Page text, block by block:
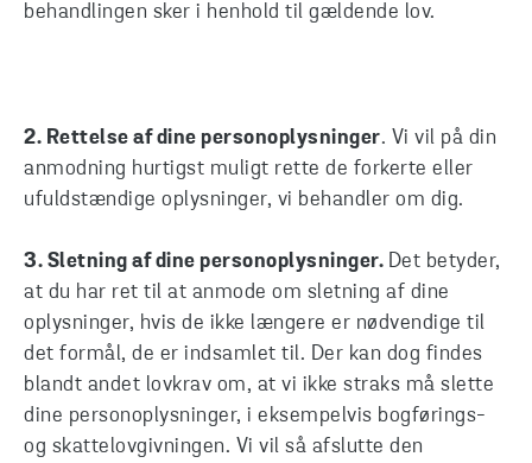
behandlingen sker i henhold til gældende lov.
2. Rettelse af dine personoplysninger. Vi vil på din
anmodning hurtigst muligt rette de forkerte eller
ufuldstændige oplysninger, vi behandler om dig.
3. Sletning af dine personoplysninger. Det betyder,
at du har ret til at anmode om sletning af dine
oplysninger, hvis de ikke længere er nødvendige til
det formål, de er indsamlet til. Der kan dog findes
blandt andet lovkrav om, at vi ikke straks må slette
dine personoplysninger, i eksempelvis bogførings-
og skattelovgivningen. Vi vil så afslutte den